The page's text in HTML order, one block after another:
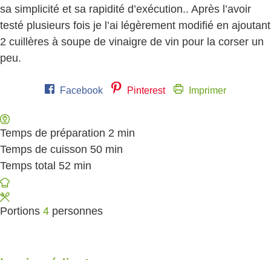
sa simplicité et sa rapidité d’exécution.. Après l’avoir
testé plusieurs fois je l’ai légèrement modifié en ajoutant
2 cuillères à soupe de vinaigre de vin pour la corser un
peu.
Facebook Pinterest Imprimer
Temps de préparation 2 minutes
min
Temps de cuisson 50 minutes
min
Temps total 52 minutes
min
Portions 4 personnes